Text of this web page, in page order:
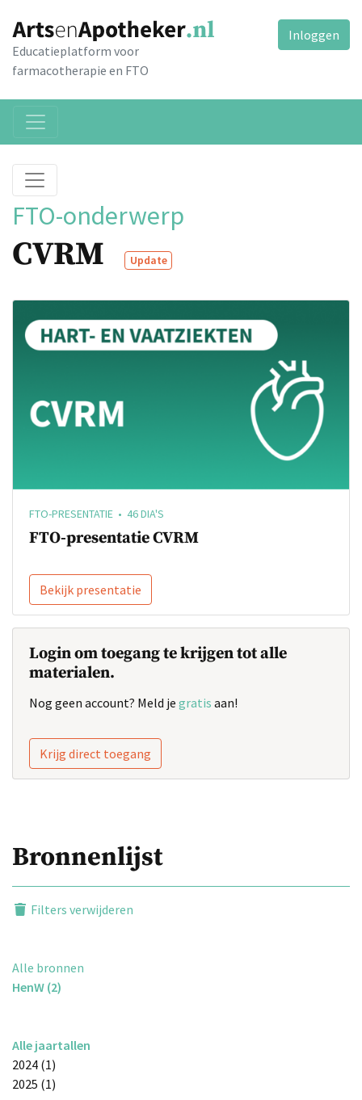
Educatieplatform voor
farmacotherapie en FTO
Inloggen
FTO-onderwerp
CVRM Update
FTO-PRESENTATIE • 46 DIA'S
FTO-presentatie CVRM
Bekijk presentatie
Login om toegang te krijgen tot alle
materialen.
Nog geen account? Meld je gratis aan!
Krijg direct toegang
Bronnenlijst
Filters verwijderen
Alle bronnen
HenW (2)
Alle jaartallen
2024 (1)
2025 (1)